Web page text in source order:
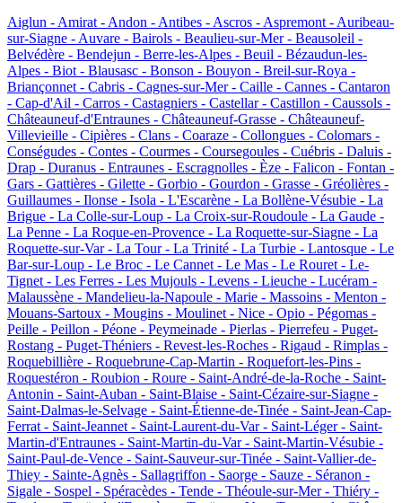
Aiglun - Amirat - Andon - Antibes - Ascros - Aspremont - Auribeau-
sur-Siagne - Auvare - Bairols - Beaulieu-sur-Mer - Beausoleil -
Belvédère - Bendejun - Berre-les-Alpes - Beuil - Bézaudun-les-
Alpes - Biot - Blausasc - Bonson - Bouyon - Breil-sur-Roya -
Briançonnet - Cabris - Cagnes-sur-Mer - Caille - Cannes - Cantaron
- Cap-d'Ail - Carros - Castagniers - Castellar - Castillon - Caussols -
Châteauneuf-d'Entraunes - Châteauneuf-Grasse - Châteauneuf-
Villevieille - Cipières - Clans - Coaraze - Collongues - Colomars -
Conségudes - Contes - Courmes - Coursegoules - Cuébris - Daluis -
Drap - Duranus - Entraunes - Escragnolles - Èze - Falicon - Fontan -
Gars - Gattières - Gilette - Gorbio - Gourdon - Grasse - Gréolières -
Guillaumes - Ilonse - Isola - L'Escarène - La Bollène-Vésubie - La
Brigue - La Colle-sur-Loup - La Croix-sur-Roudoule - La Gaude -
La Penne - La Roque-en-Provence - La Roquette-sur-Siagne - La
Roquette-sur-Var - La Tour - La Trinité - La Turbie - Lantosque - Le
Bar-sur-Loup - Le Broc - Le Cannet - Le Mas - Le Rouret - Le-
Tignet - Les Ferres - Les Mujouls - Levens - Lieuche - Lucéram -
Malaussène - Mandelieu-la-Napoule - Marie - Massoins - Menton -
Mouans-Sartoux - Mougins - Moulinet - Nice - Opio - Pégomas -
Peille - Peillon - Péone - Peymeinade - Pierlas - Pierrefeu - Puget-
Rostang - Puget-Théniers - Revest-les-Roches - Rigaud - Rimplas -
Roquebillière - Roquebrune-Cap-Martin - Roquefort-les-Pins -
Roquestéron - Roubion - Roure - Saint-André-de-la-Roche - Saint-
Antonin - Saint-Auban - Saint-Blaise - Saint-Cézaire-sur-Siagne -
Saint-Dalmas-le-Selvage - Saint-Étienne-de-Tinée - Saint-Jean-Cap-
Ferrat - Saint-Jeannet - Saint-Laurent-du-Var - Saint-Léger - Saint-
Martin-d'Entraunes - Saint-Martin-du-Var - Saint-Martin-Vésubie -
Saint-Paul-de-Vence - Saint-Sauveur-sur-Tinée - Saint-Vallier-de-
Thiey - Sainte-Agnès - Sallagriffon - Saorge - Sauze - Séranon -
Sigale - Sospel - Spéracèdes - Tende - Théoule-sur-Mer - Thiéry -